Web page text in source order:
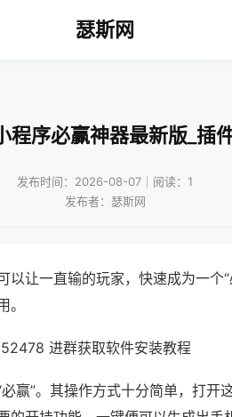
瑟斯网
程序必赢神器最新版_插
发布时间：2026-08-07｜阅读：1
发布者：瑟斯网
以让一直输的玩家，快速成为一个
进群获取软件安装教程
赢”。其操作方式十分简单，打开